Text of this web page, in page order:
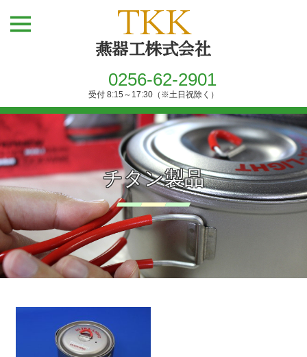
0256-62-2901
受付 8:15～17:30（※土日祝除く）
チタン製品